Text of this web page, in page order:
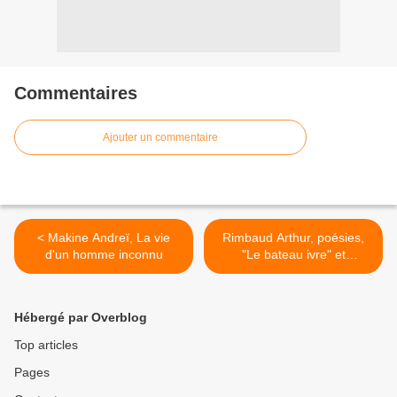
Commentaires
Ajouter un commentaire
< Makine Andreï, La vie
d'un homme inconnu
Rimbaud Arthur, poésies,
"Le bateau ivre" et
"Ophélie" >
Hébergé par Overblog
Top articles
Pages